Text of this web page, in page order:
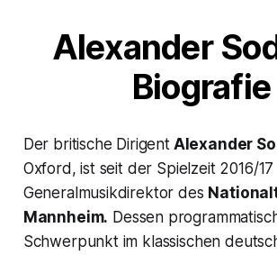
Alexander
Biografie
Der britische DirigentAlexander
Oxford, ist seit der Spielzeit 2016/17
Generalmusikdirektor des
Mannheim. Dessen
Schwerpunkt im klassischen